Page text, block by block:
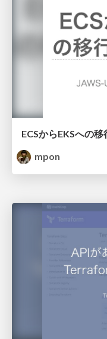
ECSからEKSへの
mpon